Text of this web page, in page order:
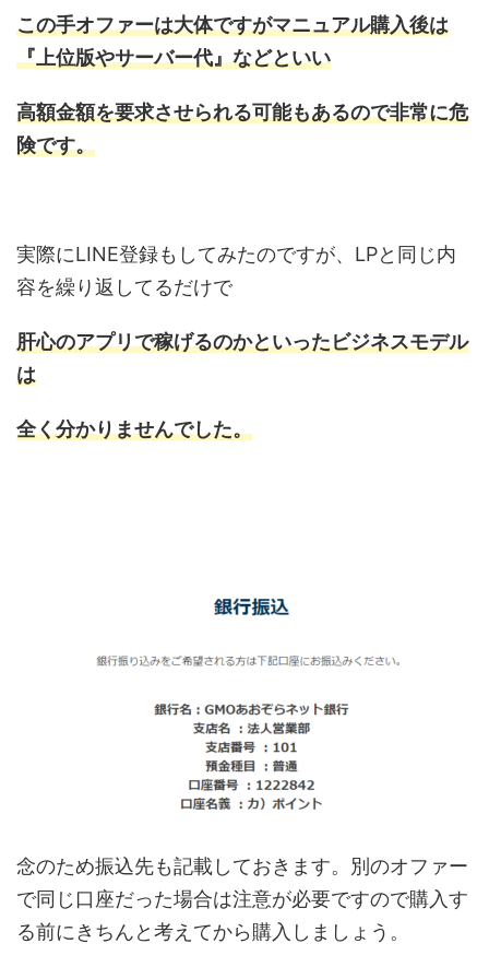
この手オファーは大体ですがマニュアル購入後は
『上位版やサーバー代』などといい
高額金額を要求させられる可能もあるので非常に危
険です。
実際にLINE登録もしてみたのですが、LPと同じ内
容を繰り返してるだけで
肝心のアプリで稼げるのかといったビジネスモデル
は
全く分かりませんでした。
念のため振込先も記載しておきます。別のオファー
で同じ口座だった場合は注意が必要ですので購入す
る前にきちんと考えてから購入しましょう。